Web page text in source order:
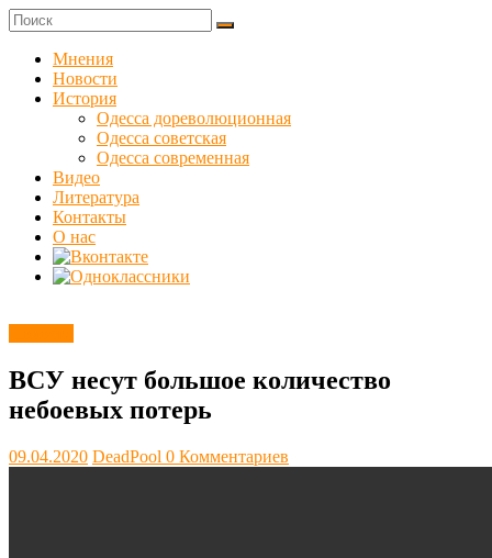
Skip
to
content
Куликовец
Сайт
одесского
сопротивления
Мнения
Новости
История
Одесса дореволюционная
Одесса советская
Одесса современная
Видео
Литература
Контакты
О нас
ВСУ несут большое количество
небоевых потерь
09.04.2020 DeadPool 0 Комментариев